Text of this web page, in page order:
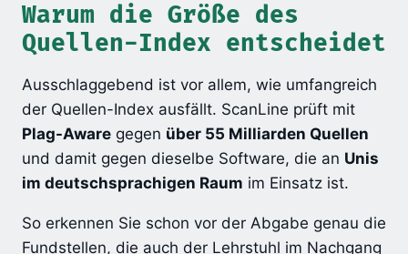
Warum die Größe des
Quellen-Index entscheidet
Ausschlaggebend ist vor allem, wie umfangreich
der Quellen-Index ausfällt. ScanLine prüft mit
Plag-Aware gegen über 55 Milliarden Quellen
und damit gegen dieselbe Software, die an Unis
im deutschsprachigen Raum im Einsatz ist.
So erkennen Sie schon vor der Abgabe genau die
Fundstellen, die auch der Lehrstuhl im Nachgang